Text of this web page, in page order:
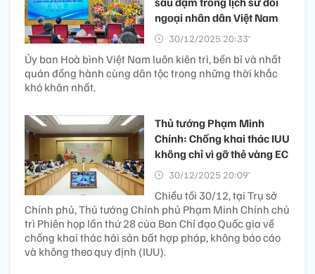
ngoại nhân dân Việt Nam
30/12/2025 20:33’
Ủy ban Hoà bình Việt Nam luôn kiên trì, bền bỉ và nhất
quán đồng hành cùng dân tộc trong những thời khắc
khó khăn nhất.
Thủ tướng Phạm Minh
Chính: Chống khai thác IUU
không chỉ vì gỡ thẻ vàng EC
30/12/2025 20:09’
Chiều tối 30/12, tại Trụ sở
Chính phủ, Thủ tướng Chính phủ Phạm Minh Chính chủ
trì Phiên họp lần thứ 28 của Ban Chỉ đạo Quốc gia về
chống khai thác hải sản bất hợp pháp, không báo cáo
và không theo quy định (IUU).